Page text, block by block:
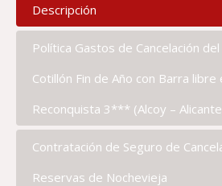
Descripción
Política Gastos de Cancelación
Cotillón Fin de Año con Barra libre
Reconquista 3*** (Alcoy –
Contratación de Seguro de
Reservas de Nochevieja